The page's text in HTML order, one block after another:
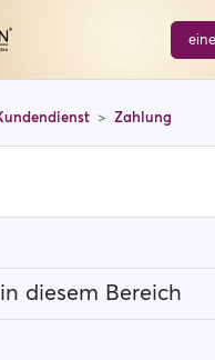
Zahlung
diesem Bereich